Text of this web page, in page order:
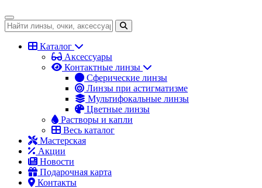
Каталог
Аксессуары
Контактные линзы
Сферические линзы
Линзы при астигматизме
Мультифокальные линзы
Цветные линзы
Растворы и капли
Весь каталог
Мастерская
Акции
Новости
Подарочная карта
Контакты